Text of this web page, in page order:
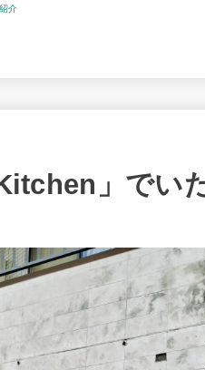
介
」でい